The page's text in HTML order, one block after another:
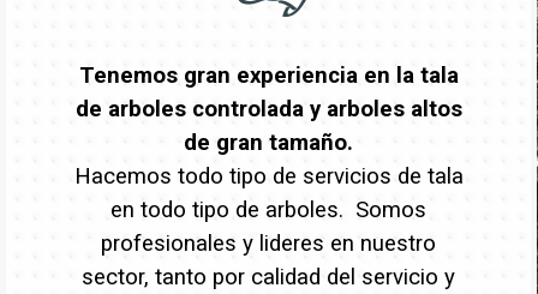
Tenemos gran experiencia en la tala
de arboles controlada y arboles altos
de gran tamaño.
Hacemos todo tipo de servicios de tala
en todo tipo de arboles. Somos
profesionales y lideres en nuestro
sector, tanto por calidad del servicio y